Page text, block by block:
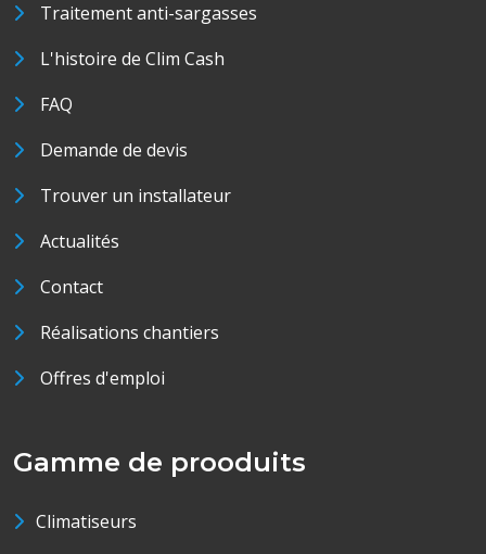
Traitement anti-sargasses
L'histoire de Clim Cash
FAQ
Demande de devis
Trouver un installateur
Actualités
Contact
Réalisations chantiers
Offres d'emploi
Gamme de prooduits
Climatiseurs